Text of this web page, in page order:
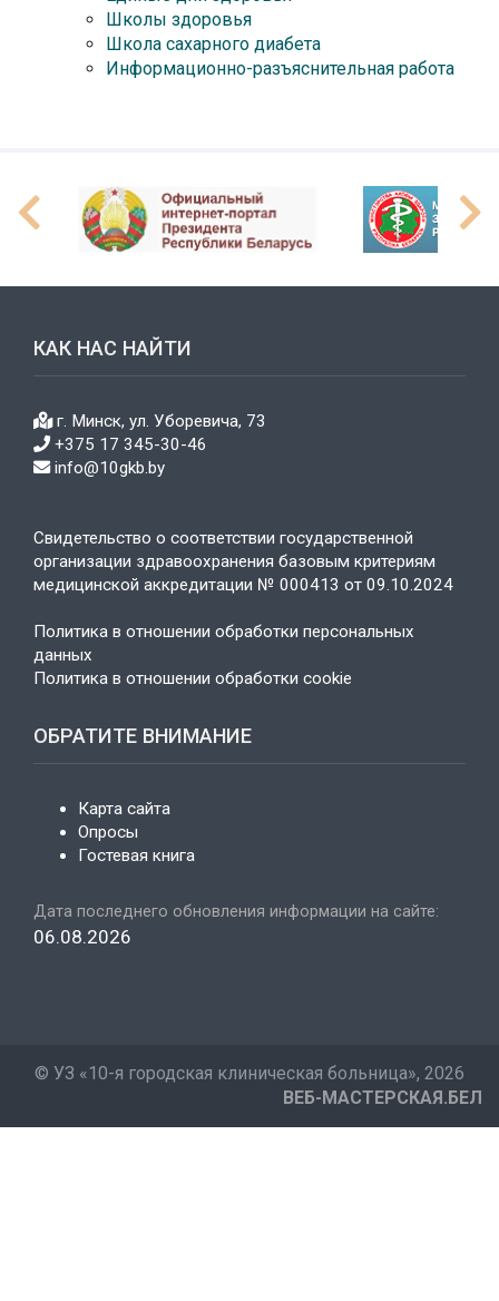
Школы здоровья
Школа сахарного диабета
Информационно-разъяснительная работа
КАК НАС НАЙТИ
г. Минск, ул. Уборевича, 73
+375 17 345-30-46
info@10gkb.by
Свидетельство о соответствии государственной
организации здравоохранения базовым критериям
медицинской аккредитации № 000413 от 09.10.2024
Политика в отношении обработки персональных
данных
Политика в отношении обработки cookie
ОБРАТИТЕ ВНИМАНИЕ
Карта сайта
Опросы
Гостевая книга
Дата последнего обновления информации на сайте:
06.08.2026
© УЗ «10-я городская клиническая больница», 2026
ВЕБ-МАСТЕРСКАЯ.БЕЛ